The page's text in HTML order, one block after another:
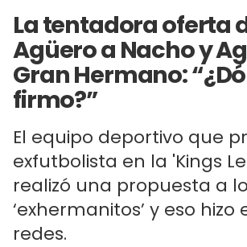
La tentadora oferta
Agüero a Nacho y
Gran Hermano:
firmo?”
El equipo deportivo que
exfutbolista en la 'Kings
realizó una propuesta a
‘exhermanitos’ y eso
redes.